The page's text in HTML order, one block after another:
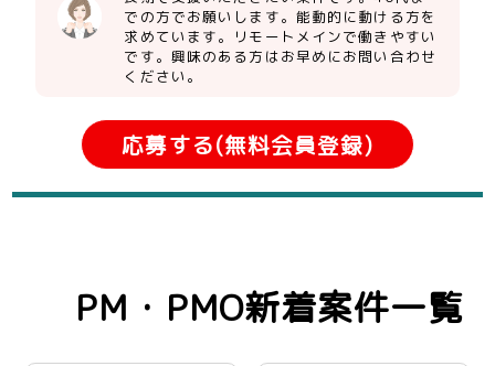
での方でお願いします。能動的に動ける方を
求めています。リモートメインで働きやすい
です。興味のある方はお早めにお問い合わせ
ください。
応募する(無料会員登録)
PM・PMO新着案件一覧